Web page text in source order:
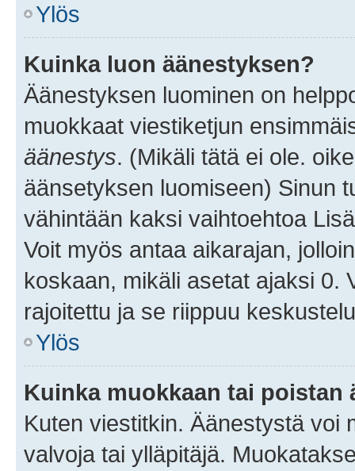
Ylös
Kuinka luon äänestyksen?
Äänestyksen luominen on
muokkaat viestiketjun
äänestys. (Mikäli tätä ei ole.
äänsetyksen luomiseen) Sinun
vähintään kaksi vaihtoehtoa
Voit myös antaa aikarajan,
koskaan, mikäli asetat ajaksi 0.
rajoitettu ja se riippuu
Ylös
Kuinka muokkaan tai poistan
Kuten viestitkin. Äänestystä voi
valvoja tai ylläpitäjä.